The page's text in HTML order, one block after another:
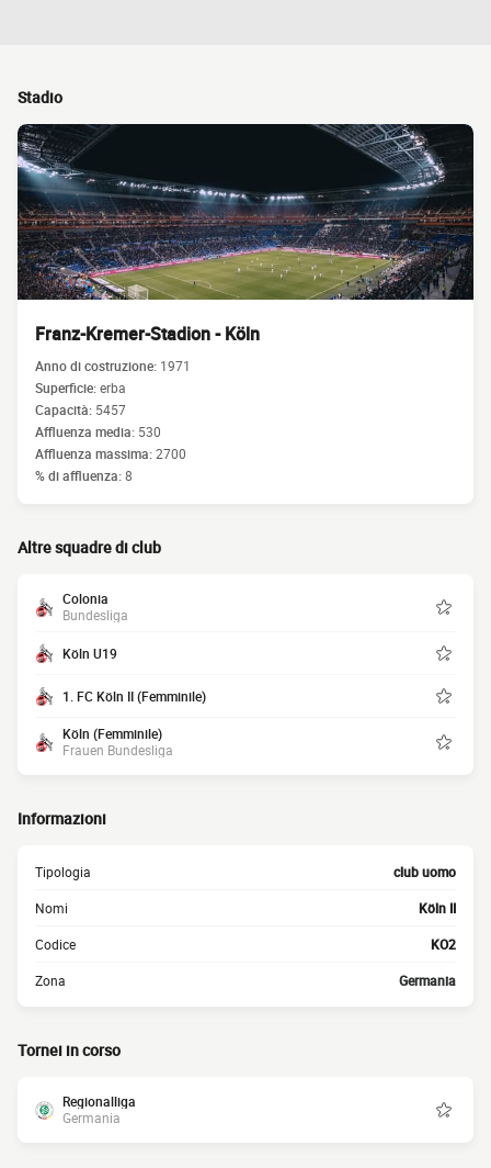
Stadio
Franz-Kremer-Stadion - Köln
Anno di costruzione: 1971
Superficie:erba
Capacità: 5457
Affluenza media: 530
Affluenza massima:2700
% di affluenza:8
Altre squadre di club
Colonia
Bundesliga
Köln U19
1. FC Köln II (Femminile)
Köln (Femminile)
Frauen Bundesliga
Informazioni
Tipologia club uomo
Nomi Köln II
Codice KO2
Zona Germania
Tornei in corso
Regionalliga
Germania